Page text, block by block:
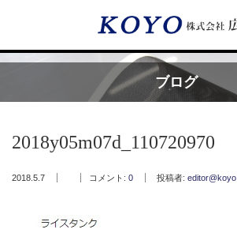
ブログ
2018y05m07d_110720970
2018.5.7 コメント: 0 投稿者: editor@koyo
Menu